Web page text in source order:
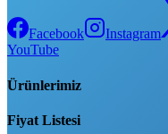
Facebook Instagram
YouTube
Ürünlerimiz
Fiyat Listesi